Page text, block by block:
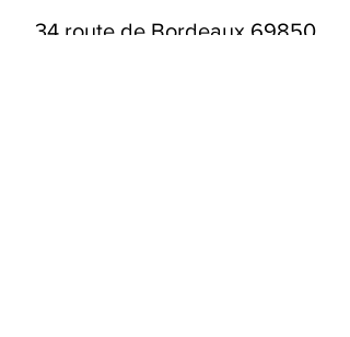
34 route de Bordeaux 69850